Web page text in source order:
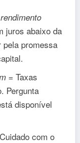
juros abaixo da
pela promessa
= Taxas
Pergunta
disponível
com o